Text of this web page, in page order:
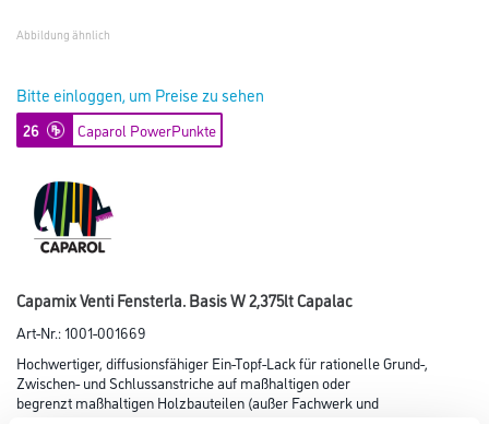
Abbildung ähnlich
Bitte einloggen, um Preise zu sehen
26 Caparol PowerPunkte
Capamix Venti Fensterla. Basis W 2,375lt Capalac
Art-Nr.:1001-001669
Hochwertiger, diffusionsfähiger Ein-Topf-Lack für rationelle Grund-,
Zwischen- und Schlussanstriche auf maßhaltigen oder
begrenzt maßhaltigen Holzbauteilen (außer Fachwerk und